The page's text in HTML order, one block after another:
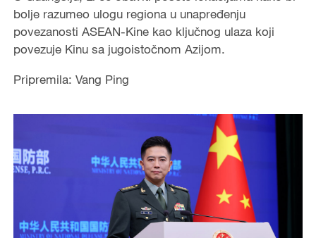
bolje razumeo ulogu regiona u unapređenju
povezanosti ASEAN-Kine kao ključnog ulaza koji
povezuje Kinu sa jugoistočnom Azijom.
Pripremila: Vang Ping